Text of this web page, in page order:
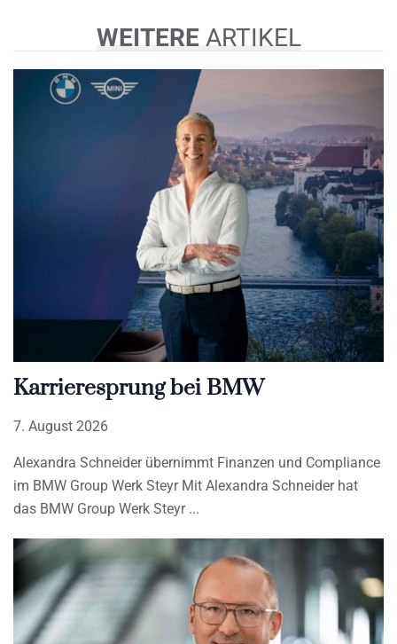
WEITEREARTIKEL
Karrieresprung bei BMW
7. August 2026
Alexandra Schneider übernimmt Finanzen und Compliance
im BMW Group Werk Steyr Mit Alexandra Schneider hat
das BMW Group Werk Steyr